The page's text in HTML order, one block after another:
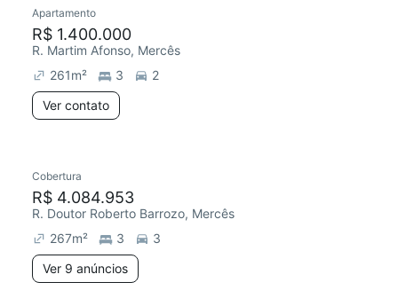
Apartamento
R$ 1.400.000
R. Martim Afonso, Mercês
261m² 3
2
Ver contato
Cobertura
R$ 4.084.953
R. Doutor Roberto Barrozo, Mercês
267m² 3
3
Ver 9 anúncios